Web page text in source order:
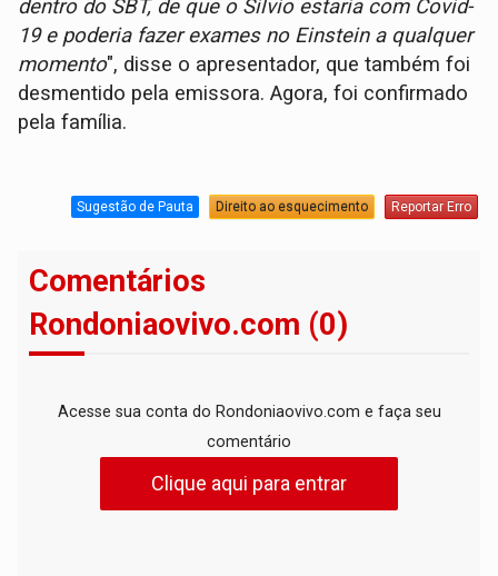
dentro do SBT, de que o Silvio estaria com Covid-
19 e poderia fazer exames no Einstein a qualquer
momento", disse o apresentador, que também foi
desmentido pela emissora. Agora, foi confirmado
pela família.
Sugestão de Pauta Direito ao esquecimento Reportar Erro
Comentários
Rondoniaovivo.com (0)
Acesse sua conta do Rondoniaovivo.com e faça seu
comentário
Clique aqui para entrar